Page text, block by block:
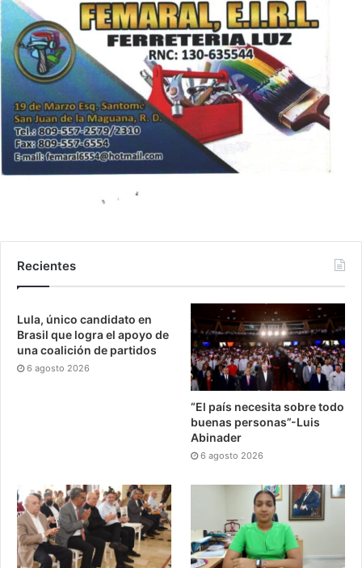
Recientes
Lula, único candidato en
Brasil que logra el apoyo de
una coalición de partidos
6 agosto 2026
“El país necesita sobre todo
buenas personas”-Luis
Abinader
6 agosto 2026